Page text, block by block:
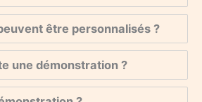
être personnalisés ?
une démonstration ?